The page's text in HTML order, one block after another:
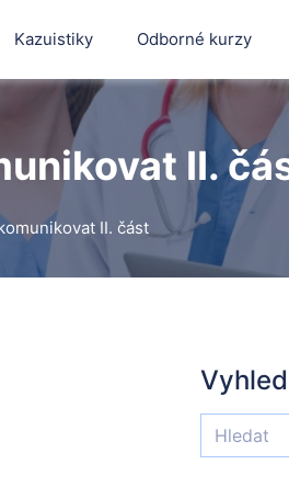
Kazuistiky Odborné kurzy
II.
II. část